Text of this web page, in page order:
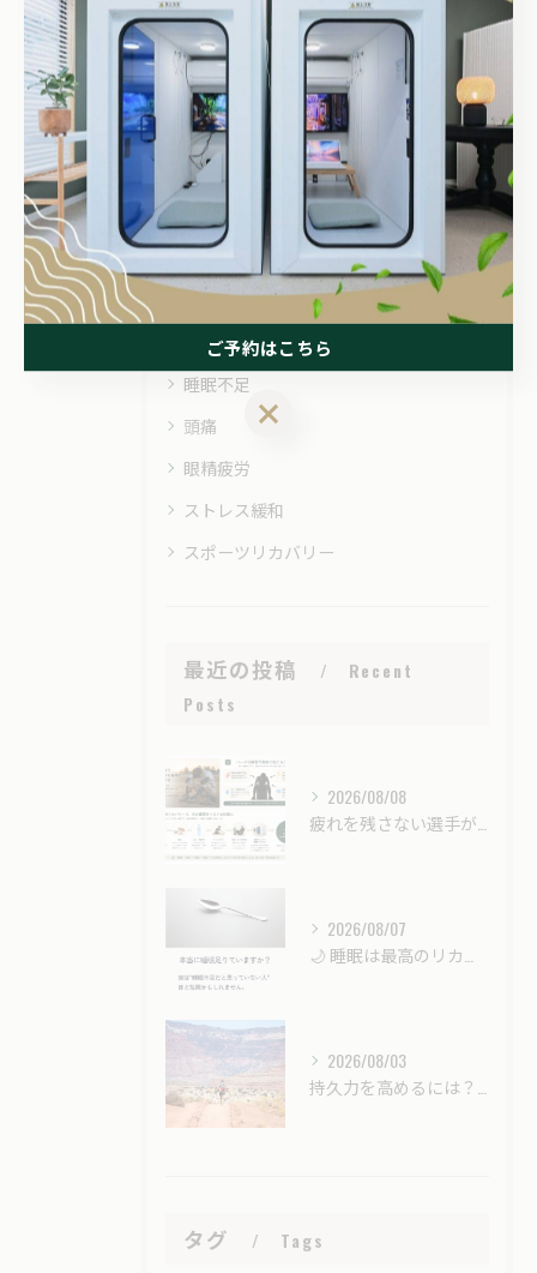
関連タグ
#酸素カプセル #酸素ボックス
#堺市
#睡眠不足
カテゴリー Categories
全てのカテゴリー
睡眠不足
頭痛
眼精疲労
ストレス緩和
スポーツリカバリー
最近の投稿
Recent
Posts
2026/08/08
疲れを残さない選手が最後に伸びる｜強くなるための「戦略的リカバリー」とは？
2026/08/07
🌙 睡眠は最高のリカバリー時間。
2026/08/03
持久力を高めるには？酸素カプセル（酸素ボックス）はスポーツ選手のコンディショニングに役立つ？
タグ Tags
ご予約はこちら
ご予約はこちら